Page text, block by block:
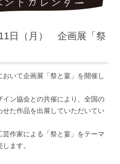
日（月） 企画展「祭
いて企画展「祭と宴」を開催し
ン協会との共催により、全国の
た作品を出展していただいてい
作家による「祭と宴」をテーマ
ます。